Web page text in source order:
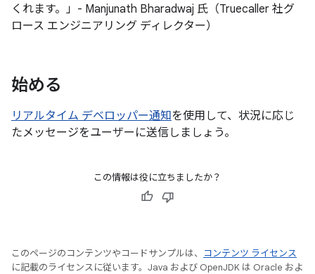
くれます。」- Manjunath Bharadwaj 氏（Truecaller 社グ
ロース エンジニアリング ディレクター）
始める
リアルタイム デベロッパー通知を使用して、状況に応じ
たメッセージをユーザーに送信しましょう。
この情報は役に立ちましたか？
このページのコンテンツやコードサンプルは、
コンテンツ ライセンス
に記載のライセンスに従います。Java および OpenJDK は Oracle およ